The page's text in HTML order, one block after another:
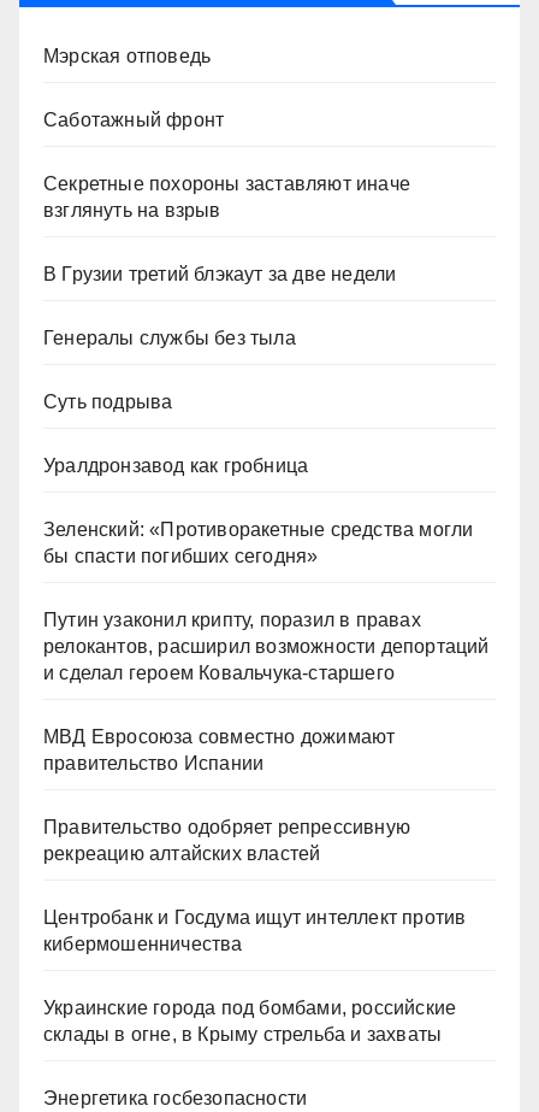
Мэрская отповедь
Саботажный фронт
Секретные похороны заставляют иначе
взглянуть на взрыв
В Грузии третий блэкаут за две недели
Генералы службы без тыла
Суть подрыва
Уралдронзавод как гробница
Зеленский: «Противоракетные средства могли
бы спасти погибших сегодня»
Путин узаконил крипту, поразил в правах
релокантов, расширил возможности депортаций
и сделал героем Ковальчука-старшего
МВД Евросоюза совместно дожимают
правительство Испании
Правительство одобряет репрессивную
рекреацию алтайских властей
Центробанк и Госдума ищут интеллект против
кибермошенничества
Украинские города под бомбами, российские
склады в огне, в Крыму стрельба и захваты
Энергетика госбезопасности